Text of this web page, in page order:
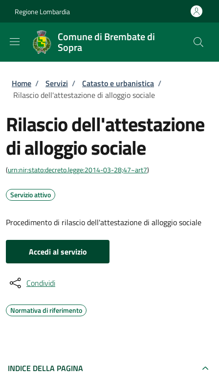
Regione Lombardia
Comune di Brembate di
Sopra
Briciole di pane
Home / Servizi / Catasto e urbanistica /
Rilascio dell'attestazione di alloggio sociale
Rilascio dell'attestazione
di alloggio sociale
(urn:nir:stato:decreto.legge:2014-03-28;47~art7)
Servizio attivo
Procedimento di rilascio dell'attestazione di alloggio sociale
Accedi al servizio
Condividi
Normativa di riferimento
INDICE DELLA PAGINA